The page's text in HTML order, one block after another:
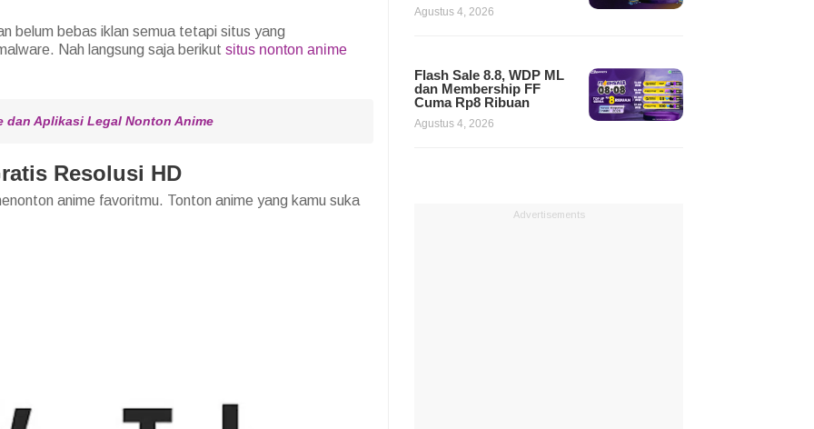
belum bebas iklan semua tetapi situs yang
Nah langsung saja berikut situs nonton anime
dan Aplikasi Legal Nonton Anime
Resolusi HD
anime favoritmu. Tonton anime yang kamu suka
Agustus 4, 2026
Flash Sale 8.8, WDP ML
dan Membership FF
Cuma Rp8 Ribuan
Agustus 4, 2026
Advertisements